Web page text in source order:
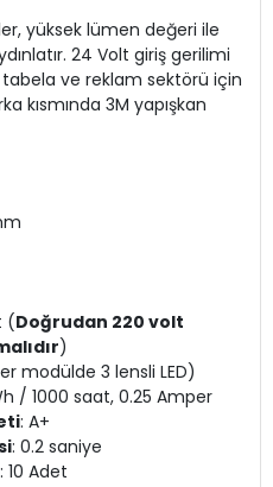
yüksek lümen değeri ile
24 Volt giriş gerilimi
ve reklam sektörü için
kısmında 3M yapışkan
(Doğrudan 220 volt
)
modülde 3 lensli LED)
/ 1000 saat, 0.25 Amper
: A+
: 0.2 saniye
: 10 Adet